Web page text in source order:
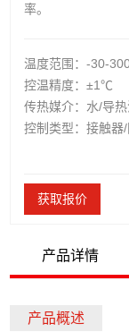
率。
温度范围：-30-
控温精度：±1℃
传热媒介：水/导
控制类型：接触器
获取报价
产品详情
产品概述